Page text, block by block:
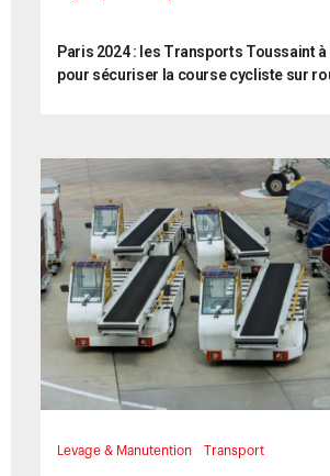
Paris 2024 : les Transports Toussaint à
pour sécuriser la course cycliste sur
Levage & Manutention Transport